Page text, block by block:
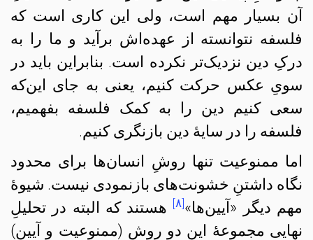
آن‌ بسیار مهم است، ولی این کاری است که
فلسفه نتوانسته از عهده‌اش برآید و ما را به
درکِ دین نزدیک‌تر نکرده است. بنابراین باید در
سویِ عکس حرکت کنیم، یعنی به جای این‌که
سعی کنیم دین را به کمک فلسفه بفهمیم،
فلسفه را در سایهٔ دین بازنگری کنیم.
اما ممنوعیت تنها روشِ انسان‌ها برای محدود
نگاه داشتنِ خشونت‌های بازنمودی نیست. شیوهٔ
مهم دیگر «آیین‌‌ها»[۸] هستند که البته در تحلیلِ
نهایی مجموعهٔ این دو روش (ممنوعیت و آیین‌)